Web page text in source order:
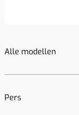
Alle modellen
Pers